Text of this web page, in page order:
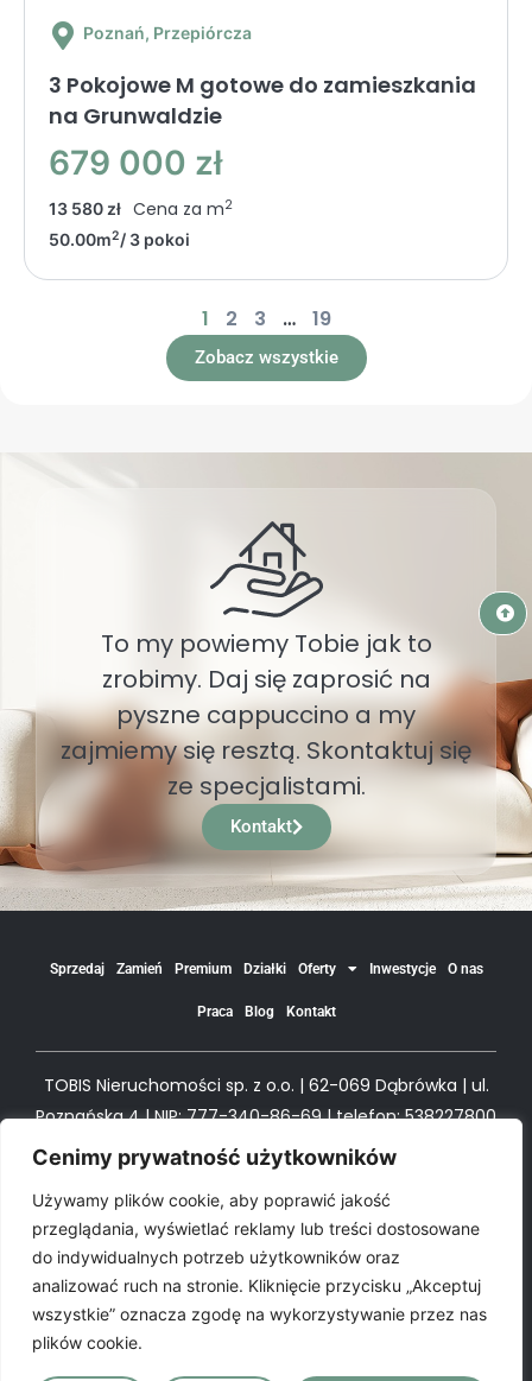
Cenimy prywatność użytkowników
Używamy plików cookie, aby poprawić jakość
przeglądania, wyświetlać reklamy lub treści dostosowane
do indywidualnych potrzeb użytkowników oraz
analizować ruch na stronie. Kliknięcie przycisku „Akceptuj
wszystkie” oznacza zgodę na wykorzystywanie przez nas
plików cookie.
Poznań, Przepiórcza
3 Pokojowe M gotowe do zamieszkania
na Grunwaldzie
679 000 zł
13 580 zł Cena za m2
50.00m2/ 3 pokoi
1 2 3 … 19
Zobacz wszystkie
To my powiemy Tobie jak to
zrobimy. Daj się zaprosić na
pyszne cappuccino a my
zajmiemy się resztą. Skontaktuj się
ze specjalistami.
Kontakt
Sprzedaj Zamień Premium Działki Oferty Inwestycje O nas
Praca Blog Kontakt
TOBIS Nieruchomości sp. z o.o. | 62-069 Dąbrówka | ul.
Poznańska 4 | NIP: 777-340-86-69 | telefon: 538227800
| e-mail biuro@tobism.pl
© All Rights TOBIS Nieruchomości
Polityka prywatności Polityka Cookie